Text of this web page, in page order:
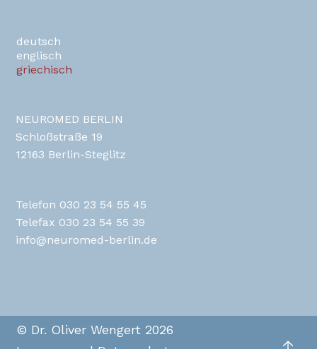
de
en
gr
NEUROMED BERLIN
Schloßstraße 19
12163 Berlin-Steglitz
Telefon 030 23 54 55 45
Telefax 030 23 54 55 39
info@neuromed-berlin.de
© Dr. Oliver Wengert 2026